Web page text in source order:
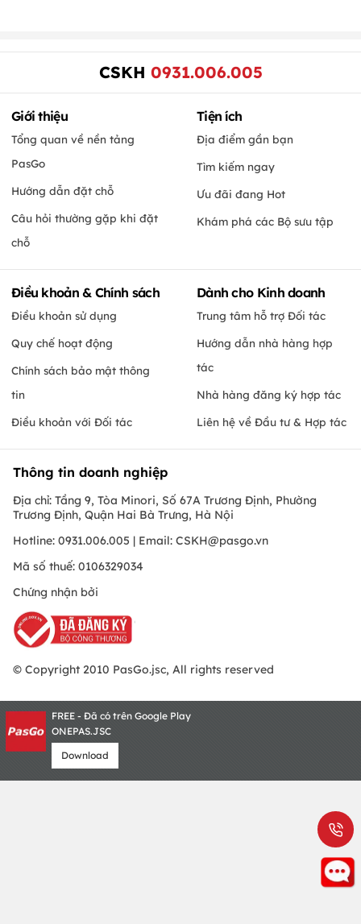
CSKH 0931.006.005
Giới thiệu
Tổng quan về nền tảng
PasGo
Hướng dẫn đặt chỗ
Câu hỏi thường gặp khi đặt
chỗ
Tiện ích
Địa điểm gần bạn
Tìm kiếm ngay
Ưu đãi đang Hot
Khám phá các Bộ sưu tập
Điều khoản & Chính sách
Điều khoản sử dụng
Quy chế hoạt động
Chính sách bảo mật thông
tin
Điều khoản với Đối tác
Dành cho Kinh doanh
Trung tâm hỗ trợ Đối tác
Hướng dẫn nhà hàng hợp
tác
Nhà hàng đăng ký hợp tác
Liên hệ về Đầu tư & Hợp tác
Thông tin doanh nghiệp
Địa chỉ: Tầng 9, Tòa Minori, Số 67A Trương Định, Phường
Trương Định, Quận Hai Bà Trưng, Hà Nội
Hotline: 0931.006.005 | Email: CSKH@pasgo.vn
Mã số thuế: 0106329034
Chứng nhận bởi
© Copyright 2010 PasGo.jsc, All rights reserved
FREE - Đã có trên Google Play
ONEPAS.JSC
Download